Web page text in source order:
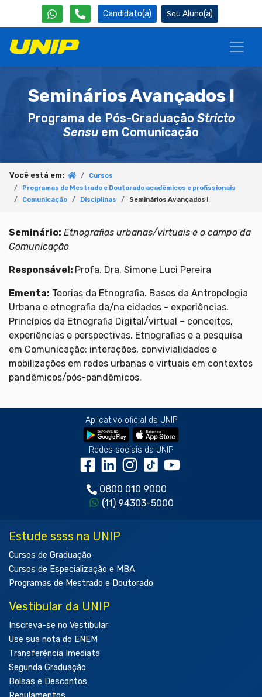
Candidato(a) Aluno(a)
Seminários Avançados I
Programa de Pós-Graduação Stricto
Sensu em Comunicação
Você está em:
Cursos
Programas de Mestrado e Doutorado acadêmicos e profissionais
Comunicação
Disciplinas Seminários Avançados I
Seminário: Etnografias urbanas/virtuais e o campo da
Comunicação
Responsável: Profa. Dra. Simone Luci Pereira
Ementa: Teorias da Etnografia. Bases da Antropologia
Urbana e etnografia da/na cidades - experiências.
Princípios da Etnografia Digital/virtual – conceitos,
experiências e perspectivas. Etnografias e a pesquisa
em Comunicação: interações, convivialidades e
mobilizações em redes urbanas e virtuais em contextos
pandêmicos/pós-pandêmicos.
Aplicativo oficial da UNIP
Redes sociais da UNIP
0800 010 9000
(11) 94303-5000
Estude ssss na UNIP
Cursos de Graduação
Cursos de Especialização e MBA
Programas de Mestrado e Doutorado
Vestibular da UNIP
Inscreva-se no Vestibular
Use sua nota do ENEM
Transferência Imediata
Segunda Graduação
Bolsas e Descontos